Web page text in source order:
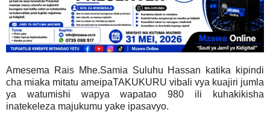
Amesema Rais Mhe.Samia Suluhu Hassan katika kipindi
cha miaka mitatu ameipaTAKUKURU vibali vya kuajiri jumla
ya watumishi wapya wapatao 980 ili kuhakikisha
inatekeleza majukumu yake ipasavyo.